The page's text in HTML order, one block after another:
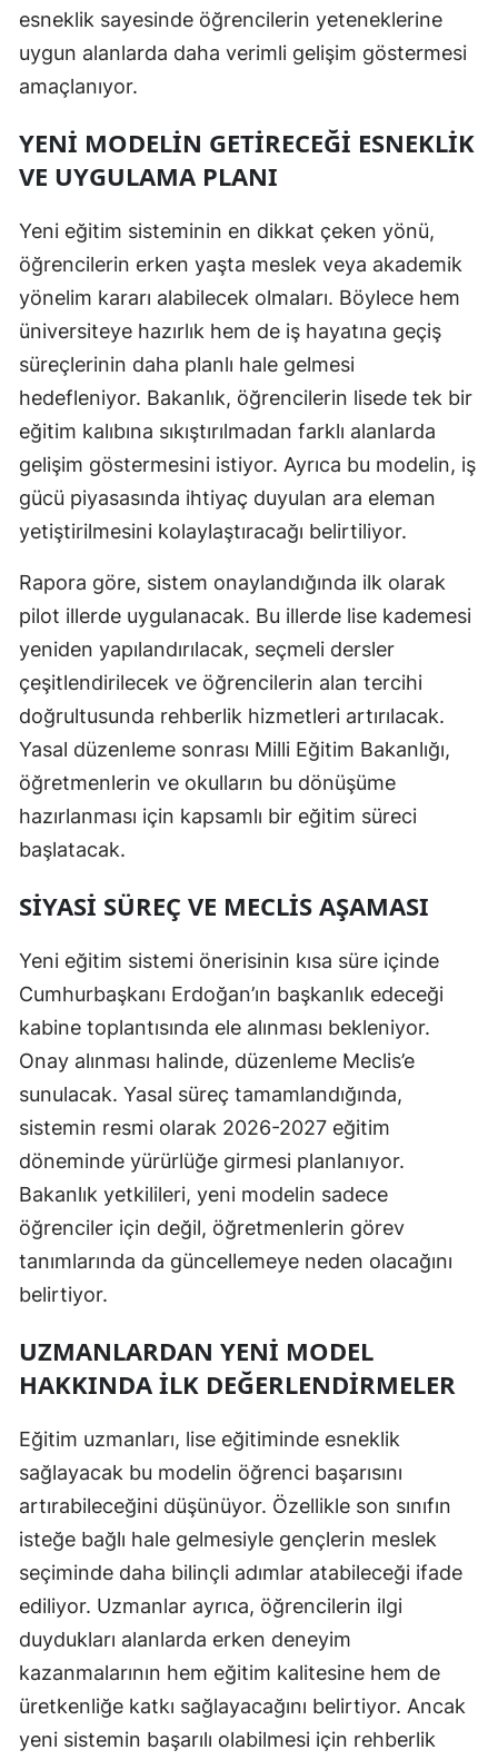
Yozgat
Aksaray
Karaman
Kırıkkale
Batman
Şırnak
Bartın
Iğdır
Yalova
Karabük
Osmaniye
Düzce
esneklik sayesinde öğrencilerin yeteneklerine
uygun alanlarda daha verimli gelişim göstermesi
amaçlanıyor.
YENI MODELIN GETIRECEĞI ESNEKLIK
VE UYGULAMA PLANI
Yeni eğitim sisteminin en dikkat çeken yönü,
öğrencilerin erken yaşta meslek veya akademik
yönelim kararı alabilecek olmaları. Böylece hem
üniversiteye hazırlık hem de iş hayatına geçiş
süreçlerinin daha planlı hale gelmesi
hedefleniyor. Bakanlık, öğrencilerin lisede tek bir
eğitim kalıbına sıkıştırılmadan farklı alanlarda
gelişim göstermesini istiyor. Ayrıca bu modelin, iş
gücü piyasasında ihtiyaç duyulan ara eleman
yetiştirilmesini kolaylaştıracağı belirtiliyor.
Rapora göre, sistem onaylandığında ilk olarak
pilot illerde uygulanacak. Bu illerde lise kademesi
yeniden yapılandırılacak, seçmeli dersler
çeşitlendirilecek ve öğrencilerin alan tercihi
doğrultusunda rehberlik hizmetleri artırılacak.
Yasal düzenleme sonrası Milli Eğitim Bakanlığı,
öğretmenlerin ve okulların bu dönüşüme
hazırlanması için kapsamlı bir eğitim süreci
başlatacak.
SIYASI SÜREÇ VE MECLIS AŞAMASI
Yeni eğitim sistemi önerisinin kısa süre içinde
Cumhurbaşkanı Erdoğan’ın başkanlık edeceği
kabine toplantısında ele alınması bekleniyor.
Onay alınması halinde, düzenleme Meclis’e
sunulacak. Yasal süreç tamamlandığında,
sistemin resmi olarak 2026-2027 eğitim
döneminde yürürlüğe girmesi planlanıyor.
Bakanlık yetkilileri, yeni modelin sadece
öğrenciler için değil, öğretmenlerin görev
tanımlarında da güncellemeye neden olacağını
belirtiyor.
UZMANLARDAN YENI MODEL
HAKKINDA İLK DEĞERLENDIRMELER
Eğitim uzmanları, lise eğitiminde esneklik
sağlayacak bu modelin öğrenci başarısını
artırabileceğini düşünüyor. Özellikle son sınıfın
isteğe bağlı hale gelmesiyle gençlerin meslek
seçiminde daha bilinçli adımlar atabileceği ifade
ediliyor. Uzmanlar ayrıca, öğrencilerin ilgi
duydukları alanlarda erken deneyim
kazanmalarının hem eğitim kalitesine hem de
üretkenliğe katkı sağlayacağını belirtiyor. Ancak
yeni sistemin başarılı olabilmesi için rehberlik